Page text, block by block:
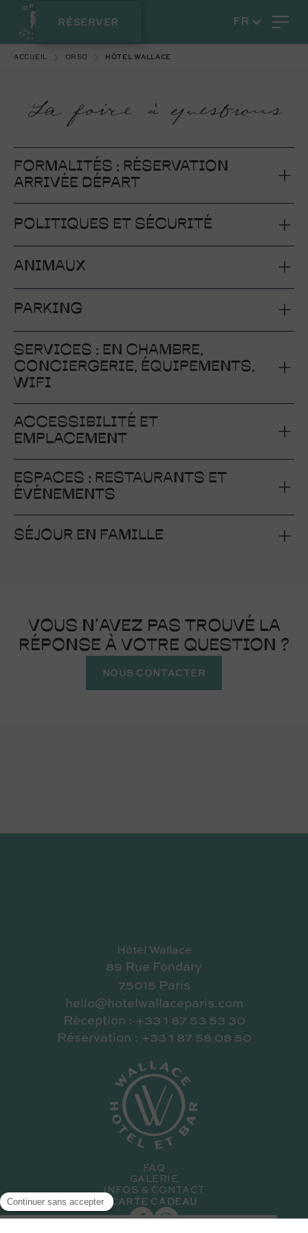
FR
RÉSERVER
ACCUEIL ORSO HÔTEL WALLACE
La foire à questions
FORMALITÉS : RÉSERVATION
ARRIVÉE DÉPART
POLITIQUES ET SÉCURITÉ
ANIMAUX
PARKING
SERVICES : EN CHAMBRE,
CONCIERGERIE, ÉQUIPEMENTS,
WIFI
ACCESSIBILITÉ ET
EMPLACEMENT
ESPACES : RESTAURANTS ET
ÉVÉNEMENTS
SÉJOUR EN FAMILLE
VOUS N’AVEZ PAS TROUVÉ LA
RÉPONSE À VOTRE QUESTION ?
NOUS CONTACTER
Hôtel Wallace
89 Rue Fondary
75015 Paris
hello@hotelwallaceparis.com
Réception : +33 1 87 53 53 30
Réservation : +33 1 87 58 08 50
FAQ
GALERIE
INFOS & CONTACT
CARTE CADEAU